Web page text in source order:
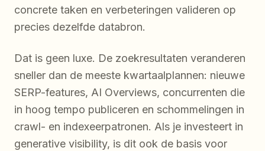
concrete taken en verbeteringen valideren op
precies dezelfde databron.
Dat is geen luxe. De zoekresultaten veranderen
sneller dan de meeste kwartaalplannen: nieuwe
SERP-features, AI Overviews, concurrenten die
in hoog tempo publiceren en schommelingen in
crawl- en indexeerpatronen. Als je investeert in
generative visibility, is dit ook de basis voor